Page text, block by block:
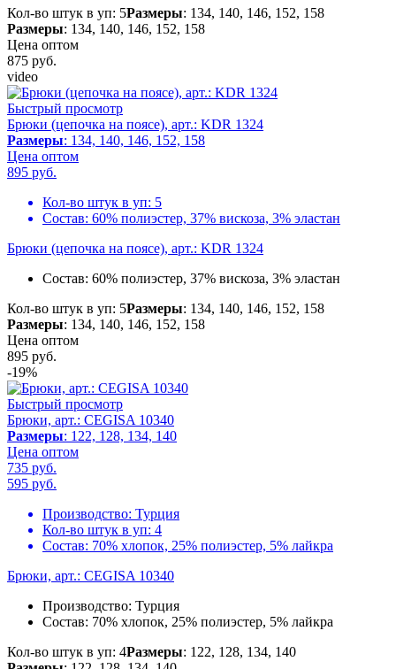
Кол-во штук в уп: 5Размеры: 134, 140, 146, 152, 158
Размеры: 134, 140, 146, 152, 158
Цена оптом
875 руб.
video
Быстрый просмотр
Брюки (цепочка на поясе), арт.: KDR 1324
Размеры: 134, 140, 146, 152, 158
Цена оптом
895 руб.
Кол-во штук в уп: 5
Состав: 60% полиэстер, 37% вискоза, 3% эластан
Брюки (цепочка на поясе), арт.: KDR 1324
Состав: 60% полиэстер, 37% вискоза, 3% эластан
Кол-во штук в уп: 5Размеры: 134, 140, 146, 152, 158
Размеры: 134, 140, 146, 152, 158
Цена оптом
895 руб.
-19%
Быстрый просмотр
Брюки, арт.: CEGISA 10340
Размеры: 122, 128, 134, 140
Цена оптом
735 руб.
595 руб.
Производство: Турция
Кол-во штук в уп: 4
Состав: 70% хлопок, 25% полиэстер, 5% лайкра
Брюки, арт.: CEGISA 10340
Производство: Турция
Состав: 70% хлопок, 25% полиэстер, 5% лайкра
Кол-во штук в уп: 4Размеры: 122, 128, 134, 140